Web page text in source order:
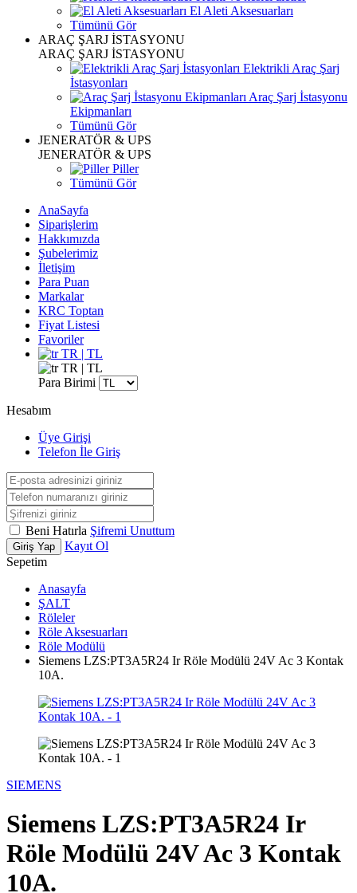
El Aleti Aksesuarları
Tümünü Gör
ARAÇ ŞARJ İSTASYONU
ARAÇ ŞARJ İSTASYONU
Elektrikli Araç Şarj
İstasyonları
Araç Şarj İstasyonu
Ekipmanları
Tümünü Gör
JENERATÖR & UPS
JENERATÖR & UPS
Piller
Tümünü Gör
AnaSayfa
Siparişlerim
Hakkımızda
Şubelerimiz
İletişim
Para Puan
Markalar
KRC Toptan
Fiyat Listesi
Favoriler
TR | TL
TR | TL
Para Birimi
Hesabım
Üye Girişi
Telefon İle Giriş
Beni Hatırla Şifremi Unuttum
Giriş Yap
Kayıt Ol
Sepetim
Anasayfa
ŞALT
Röleler
Röle Aksesuarları
Röle Modülü
Siemens LZS:PT3A5R24 Ir Röle Modülü 24V Ac 3 Kontak
10A.
SIEMENS
Siemens LZS:PT3A5R24 Ir
Röle Modülü 24V Ac 3 Kontak
10A.